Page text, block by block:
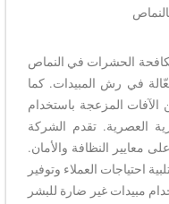
الحشرات في النماص
في رش المبيدات. كما
المزعجة باستخدام
العصرية. تقدم الشركة
معايير النظافة والأمان.
احتياجات العملاء وتوفير
مبيدات غير ضارة للبشر